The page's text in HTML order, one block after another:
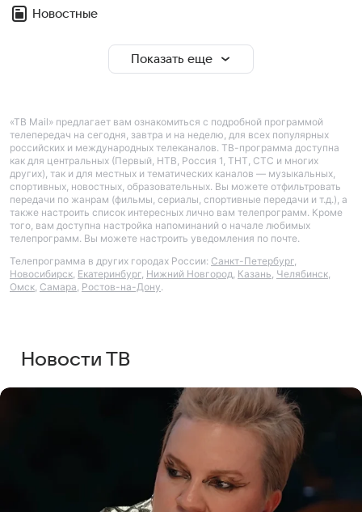
Новостные
Показать еще
«ТВ Mail» предлагает вам ознакомиться с подробной программой
телепередач на сегодня, завтра и на неделю, для всех популярных
российских и международных телеканалов. ТВ-программа доступна
как для центральных (Первый, НТВ, Россия 1, ТНТ, СТС и многих
других), так и для местных и тематических каналов — музыкальных,
спортивных, новостных, образовательных. Вы можете отфильтровать
передачи по жанрам (фильмы, сериалы, спортивные передачи и т.д.), а
также настроить список интересных лично вам телепрограмм. Кроме
того, вам доступна настройка напоминаний о начале любимых
телепрограмм. Вы можете настроить уведомления по почте.
Телепрограмма в других городах России: Санкт-Петербург,
Новосибирск, Екатеринбург, Нижний Новгород, Казань, Челябинск,
Омск, Самара, Ростов-на-Дону.
Новости ТВ